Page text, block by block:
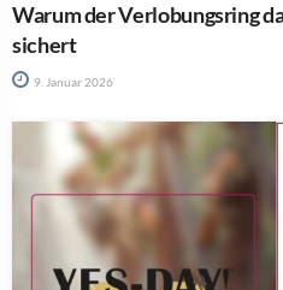
Warum der Verlobungsring
sichert
9. Januar 2026